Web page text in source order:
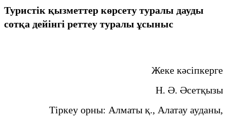
Туристік қызметтер көрсету туралы дауды
сотқа дейінгі реттеу туралы ұсыныс
Жеке кәсіпкерге
Н. Ә. Әсетқызы
Тіркеу орны: Алматы қ., Алатау ауданы,